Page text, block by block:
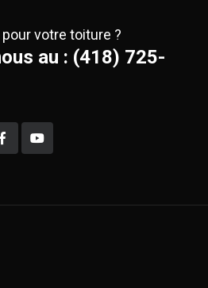
votre toiture ?
au : (418) 725-